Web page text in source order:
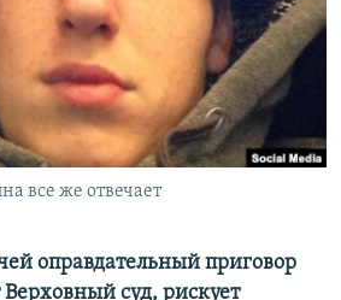
все же отвечает
оправдательный приговор
суд, рискует